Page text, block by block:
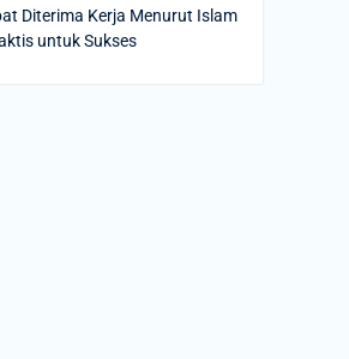
Diterima Kerja Menurut Islam
untuk Sukses